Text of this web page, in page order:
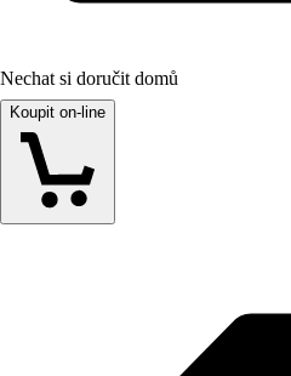
Nechat si doručit domů
Koupit on-line